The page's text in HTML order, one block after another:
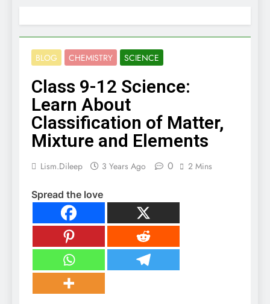
BLOG CHEMISTRY SCIENCE
Class 9-12 Science:
Learn About
Classification of Matter,
Mixture and Elements
Lism.dileep 3 Years Ago 0 2 Mins
Spread the love